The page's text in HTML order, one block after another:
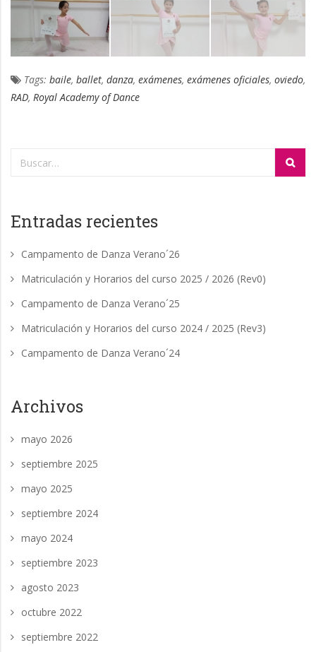
Tags: baile, ballet, danza, exámenes, exámenes oficiales, oviedo,
RAD, Royal Academy of Dance
Entradas recientes
Campamento de Danza Verano´26
Matriculación y Horarios del curso 2025 / 2026 (Rev0)
Campamento de Danza Verano´25
Matriculación y Horarios del curso 2024 / 2025 (Rev3)
Campamento de Danza Verano´24
Archivos
mayo 2026
septiembre 2025
mayo 2025
septiembre 2024
mayo 2024
septiembre 2023
agosto 2023
octubre 2022
septiembre 2022